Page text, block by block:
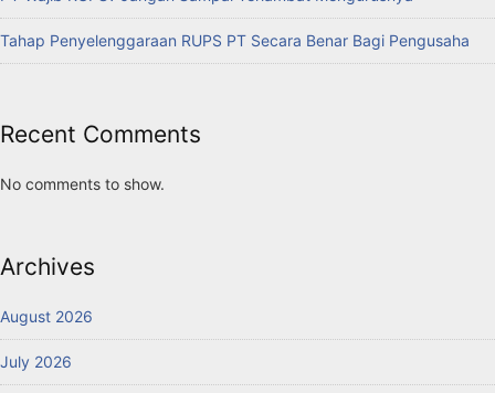
Tahap Penyelenggaraan RUPS PT Secara Benar Bagi Pengusaha
Recent Comments
No comments to show.
Archives
August 2026
July 2026